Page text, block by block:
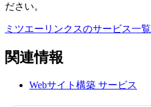
ださい。
ミツエーリンクスのサービス一覧
関連情報
Webサイト構築 サービス